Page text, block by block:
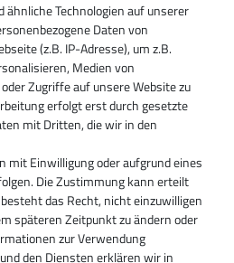
ähnliche Technologien auf unserer
Daten von
(z.B. IP-Adresse), um z.B.
Medien von
Zugriffe auf unsere Website zu
erfolgt erst durch gesetzte
mit Dritten, die wir in den
mit Einwilligung oder aufgrund eines
Die Zustimmung kann erteilt
das Recht, nicht einzuwilligen
späteren Zeitpunkt zu ändern oder
zur Verwendung
den Diensten erklären wir in